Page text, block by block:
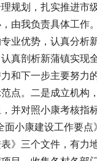
理规划，扎实推进
由我负责具体工作
业优势，认真分析
真剖析新蒲镇实现
和下一步主要努力
点。二是成立机构
并对照小康考核指
小康建设工作要
》三个文件，有力